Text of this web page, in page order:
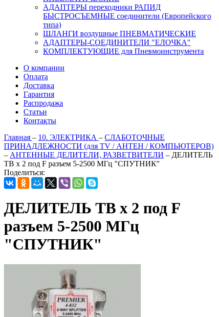
АДАПТЕРЫ переходники РАПИД
БЫСТРОСЪЕМНЫЕ соединители (Европейского
типа)
ШЛАНГИ воздушные ПНЕВМАТИЧЕСКИЕ
АДАПТЕРЫ-СОЕДИНИТЕЛИ "ЕЛОЧКА"
КОМПЛЕКТУЮЩИЕ для Пневмоинструмента
О компании
Оплата
Доставка
Гарантия
Распродажа
Статьи
Контакты
Главная – 10. ЭЛЕКТРИКА – СЛАБОТОЧНЫЕ
ПРИНАДЛЕЖНОСТИ (для TV / АНТЕН / КОМПЬЮТЕРОВ)
– АНТЕННЫЕ ДЕЛИТЕЛИ, РАЗВЕТВИТЕЛИ – ДЕЛИТЕЛЬ
ТВ х 2 под F разъем 5-2500 МГц "СПУТНИК"
Поделиться:
ДЕЛИТЕЛЬ ТВ х 2 под F
разъем 5-2500 МГц
"СПУТНИК"